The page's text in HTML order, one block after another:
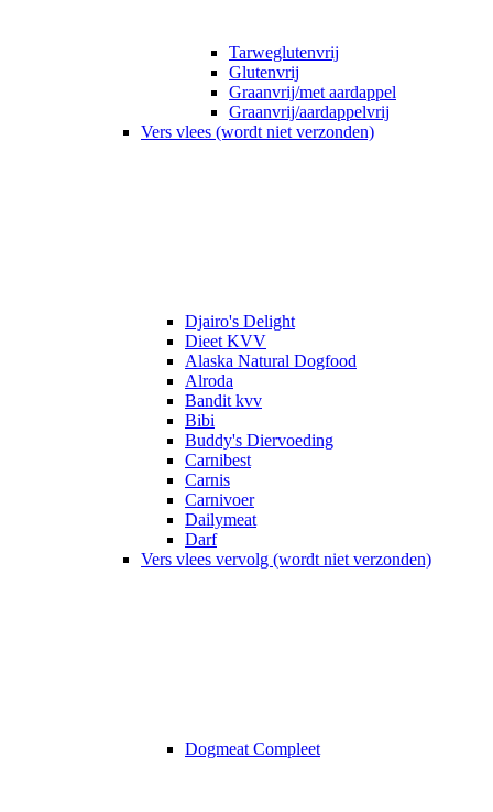
Tarweglutenvrij
Glutenvrij
Graanvrij/met aardappel
Graanvrij/aardappelvrij
Vers vlees (wordt niet verzonden)
Djairo's Delight
Dieet KVV
Alaska Natural Dogfood
Alroda
Bandit kvv
Bibi
Buddy's Diervoeding
Carnibest
Carnis
Carnivoer
Dailymeat
Darf
Vers vlees vervolg (wordt niet verzonden)
Dogmeat Compleet